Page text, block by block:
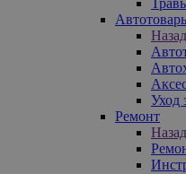
Назад
Уход
Ремонт
Назад